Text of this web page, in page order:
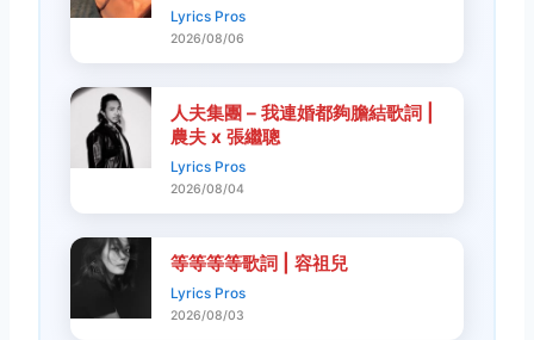
Lyrics Pros
2026/08/06
人夫集團 – 我連婚都夠膽結歌詞 |
農夫 x 張繼聰
Lyrics Pros
2026/08/04
等等等等歌詞 | 容祖兒
Lyrics Pros
2026/08/03